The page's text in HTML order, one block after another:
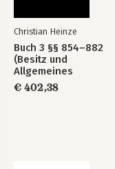
Christian Heinze
Buch 3 §§ 854–882
(Besitz und
Allgemeines
Liegenschaftsrecht)
€ 402,38